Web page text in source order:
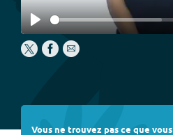
Play
Vous ne trouvez pas ce que vous